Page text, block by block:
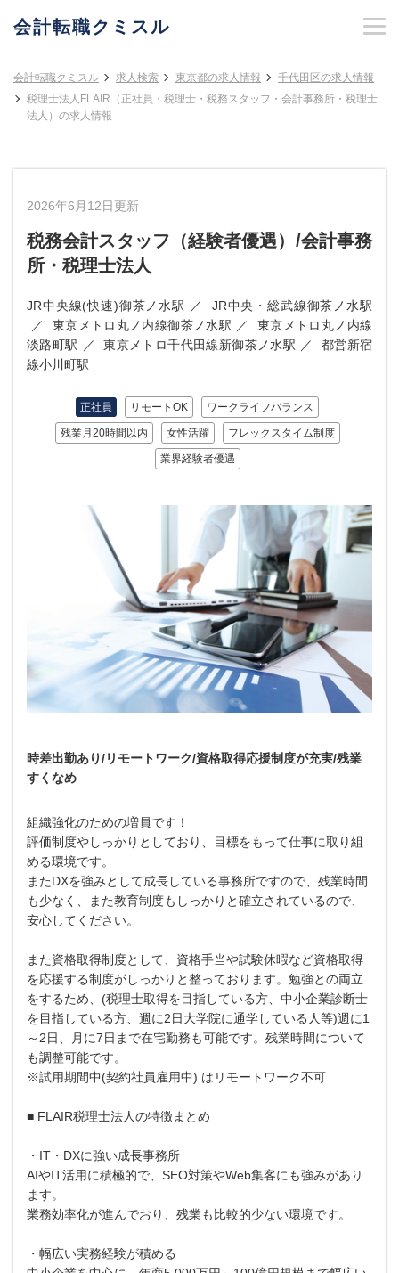
会計転職クミスル
会計転職クミスル 求人検索 東京都の求人情報
千代田区の求人情報
税理士法人FLAIR（正社員・税理士・税務スタッフ・会計事務所・税理士
法人）の求人情報
2026年6月12日更新
税務会計スタッフ（経験者優遇）/会計事務
所・税理士法人
JR中央線(快速)御茶ノ水駅
JR中央・総武線御茶ノ水駅
東京メトロ丸ノ内線御茶ノ水駅
東京メトロ丸ノ内線
淡路町駅
東京メトロ千代田線新御茶ノ水駅
都営新宿
線小川町駅
正社員 リモートOK ワークライフバランス
残業月20時間以内 女性活躍 フレックスタイム制度
業界経験者優遇
時差出勤あり/リモートワーク/資格取得応援制度が充実/残業
すくなめ
組織強化のための増員です！
評価制度やしっかりとしており、目標をもって仕事に取り組
める環境です。
またDXを強みとして成長している事務所ですので、残業時間
も少なく、また教育制度もしっかりと確立されているので、
安心してください。
また資格取得制度として、資格手当や試験休暇など資格取得
を応援する制度がしっかりと整っております。勉強との両立
をするため、(税理士取得を目指している方、中小企業診断士
を目指している方、週に2日大学院に通学している人等)週に1
～2日、月に7日まで在宅勤務も可能です。残業時間について
も調整可能です。
※試用期間中(契約社員雇用中) はリモートワーク不可
■ FLAIR税理士法人の特徴まとめ
・IT・DXに強い成長事務所
AIやIT活用に積極的で、SEO対策やWeb集客にも強みがあり
ます。
業務効率化が進んでおり、残業も比較的少ない環境です。
・幅広い実務経験が積める